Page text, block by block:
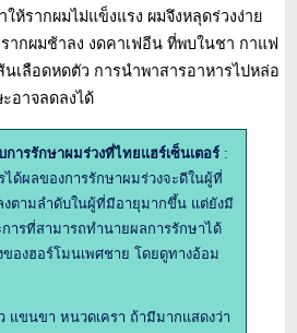
ให้รากผมไม่แข็งแรง ผมจึงหลุดร่วงง่าย
ากผมช้าลง งดคาเฟอีน ที่พบในชา กาแฟ
นเลือดหดตัว การนำพาสารอาหารไปหล่อ
อาจลดลงได้
ารรักษาผมร่วงที่ไทยแฮร์เซ็นเตอร์ :
ด้ผลของการรักษาผมร่วงจะดีในผู้ที่
ตามลำดับในผู้ที่มีอายุมากขึ้น แต่ยังมี
ารที่สามารถทำนายผลการรักษาได้
องฮอร์โมนเพศชาย โดยดูทางอ้อม
แขนขา หนวดเครา ถ้ามีมากแสดงว่า